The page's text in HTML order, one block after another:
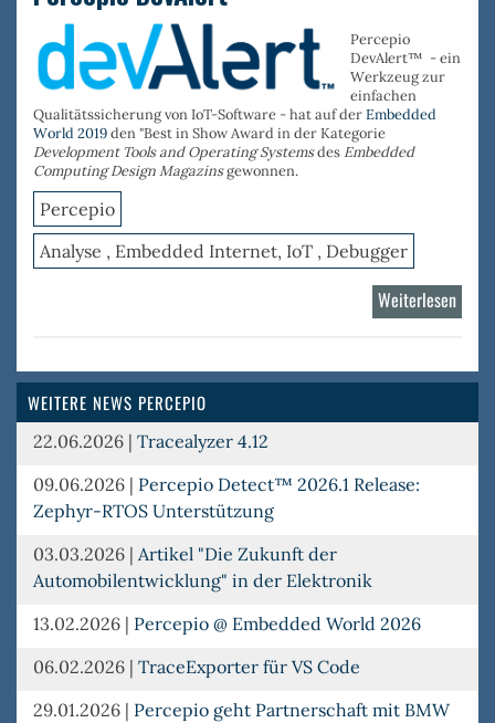
Percepio
DevAlert™ - ein
Werkzeug zur
einfachen
Qualitätssicherung von IoT-Software - hat auf derEmbedded
World 2019den "Best in Show Award in der Kategorie
Development Tools and Operating Systemsdes Embedded
Computing Design Magazinsgewonnen.
Percepio
Analyse , Embedded Internet, IoT , Debugger
Weiterlesen
WEITERE NEWS PERCEPIO
22.06.2026 | Tracealyzer 4.12
09.06.2026 | Percepio Detect™ 2026.1 Release:
Zephyr-RTOS Unterstützung
03.03.2026 | Artikel "Die Zukunft der
Automobilentwicklung" in der Elektronik
13.02.2026 | Percepio @ Embedded World 2026
06.02.2026 | TraceExporter für VS Code
29.01.2026 | Percepio geht Partnerschaft mit BMW